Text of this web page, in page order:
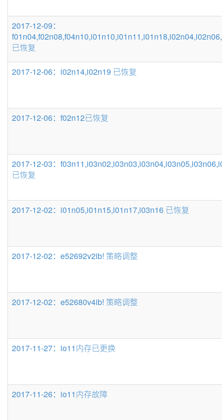
2017-12-09：
已恢复
2017-12-06：i02n14,i02n19 已恢复
2017-12-06：f02n12已恢复
2017-12-03：
已恢复
2017-12-02：i01n05,i01n15,i01n17,i03n16 已恢复
2017-12-02：e52692v2ib! 策略调整
2017-12-02：e52680v4ib! 策略调整
2017-11-27：io11内存已更换
2017-11-26：io11内存故障